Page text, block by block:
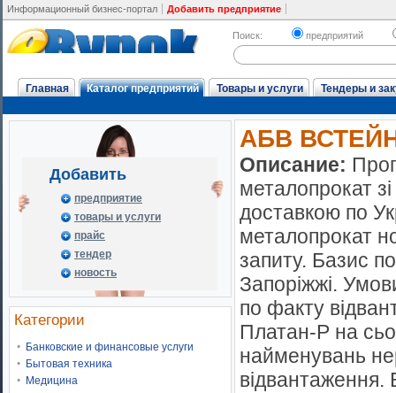
Информационный бизнес-портал Добавить предприятие
Поиск: предприятий
Главная Каталог предприятий Товары и услуги Тендеры и
Добавить
предприятие
товары и услуги
прайс
тендер
новость
Категории
Банковские и финансовые услуги
Бытовая техника
Медицина
АБВ
Описание:
металопрокат
доставкою по
металопрокат
запиту. Базис
Запоріжжі.
по факту
Платан-Р на
найменувань
відвантаження.